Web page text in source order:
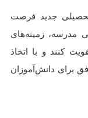
تحصیلی جدید فرصت
مدرسه، زمینه‌های
کنند و با اتخاذ
برای دانش‌آموزان